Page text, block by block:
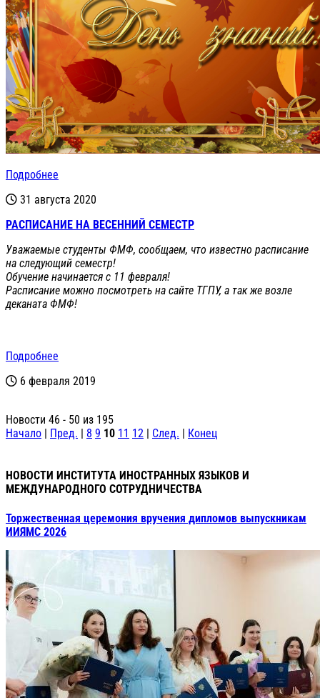
Подробнее
31 августа 2020
РАСПИСАНИЕ НА ВЕСЕННИЙ СЕМЕСТР
Уважаемые студенты ФМФ, сообщаем, что известно расписание
на следующий семестр!
Обучение начинается с 11 февраля!
Расписание можно посмотреть на сайте ТГПУ, а так же возле
деканата ФМФ!
Подробнее
6 февраля 2019
Новости 46 - 50 из 195
Начало | Пред. | 8 9 10 11 12 | След. | Конец
НОВОСТИ ИНСТИТУТА ИНОСТРАННЫХ ЯЗЫКОВ И
МЕЖДУНАРОДНОГО СОТРУДНИЧЕСТВА
Торжественная церемония вручения дипломов выпускникам
ИИЯМС 2026